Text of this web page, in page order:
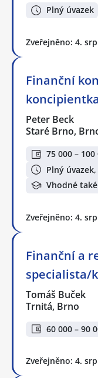
Plný úvazek
Zveřejněno: 4.
Finanční
koncipientka
Peter Beck
Staré Brno,
75 000 – 100
Plný
Vhodné
Zveřejněno: 4.
Finanční a
specialista/
Tomáš Buček
Trnitá, Brno
60 000 – 90
Zveřejněno: 4.